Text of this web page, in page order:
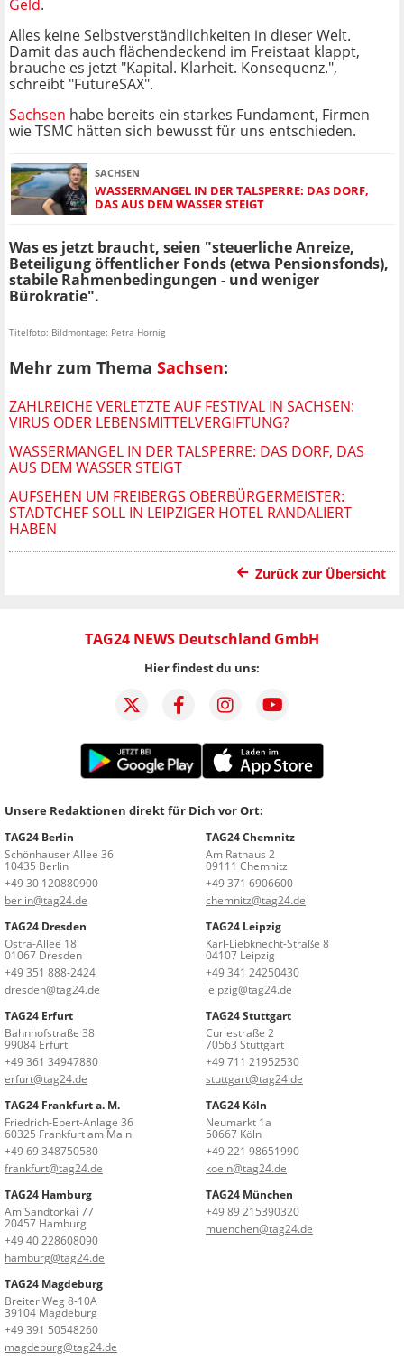
Geld.
Alles keine Selbstverständlichkeiten in dieser Welt.
Damit das auch flächendeckend im Freistaat klappt,
brauche es jetzt "Kapital. Klarheit. Konsequenz.",
schreibt "FutureSAX".
Sachsen habe bereits ein starkes Fundament, Firmen
wie TSMC hätten sich bewusst für uns entschieden.
SACHSEN
WASSERMANGEL IN DER TALSPERRE: DAS DORF,
DAS AUS DEM WASSER STEIGT
Was es jetzt braucht, seien "steuerliche Anreize,
Beteiligung öffentlicher Fonds (etwa Pensionsfonds),
stabile Rahmenbedingungen - und weniger
Bürokratie".
Titelfoto: Bildmontage: Petra Hornig
Mehr zum Thema Sachsen:
ZAHLREICHE VERLETZTE AUF FESTIVAL IN SACHSEN:
VIRUS ODER LEBENSMITTELVERGIFTUNG?
WASSERMANGEL IN DER TALSPERRE: DAS DORF, DAS
AUS DEM WASSER STEIGT
AUFSEHEN UM FREIBERGS OBERBÜRGERMEISTER:
STADTCHEF SOLL IN LEIPZIGER HOTEL RANDALIERT
HABEN
Zurück zur Übersicht
TAG24 NEWS Deutschland GmbH
Hier findest du uns:
Unsere Redaktionen direkt für Dich vor Ort:
TAG24 Berlin
Schönhauser Allee 36
10435 Berlin
+49 30 120880900
berlin@tag24.de
TAG24 Chemnitz
Am Rathaus 2
09111 Chemnitz
+49 371 6906600
chemnitz@tag24.de
TAG24 Dresden
Ostra-Allee 18
01067 Dresden
+49 351 888-2424
dresden@tag24.de
TAG24 Leipzig
Karl-Liebknecht-Straße 8
04107 Leipzig
+49 341 24250430
leipzig@tag24.de
TAG24 Erfurt
Bahnhofstraße 38
99084 Erfurt
+49 361 34947880
erfurt@tag24.de
TAG24 Stuttgart
Curiestraße 2
70563 Stuttgart
+49 711 21952530
stuttgart@tag24.de
TAG24 Frankfurt a. M.
Friedrich-Ebert-Anlage 36
60325 Frankfurt am Main
+49 69 348750580
frankfurt@tag24.de
TAG24 Köln
Neumarkt 1a
50667 Köln
+49 221 98651990
koeln@tag24.de
TAG24 Hamburg
Am Sandtorkai 77
20457 Hamburg
+49 40 228608090
hamburg@tag24.de
TAG24 München
+49 89 215390320
muenchen@tag24.de
TAG24 Magdeburg
Breiter Weg 8-10A
39104 Magdeburg
+49 391 50548260
magdeburg@tag24.de